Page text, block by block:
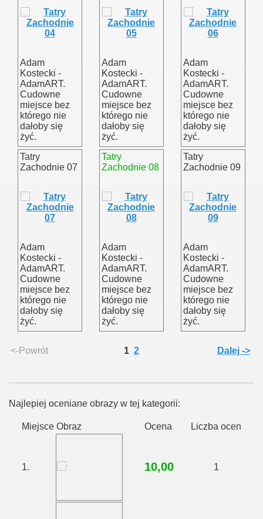
Adam
Kostecki -
AdamART.
Cudowne
miejsce bez
którego nie
dałoby się
żyć.
Adam
Kostecki -
AdamART.
Cudowne
miejsce bez
którego nie
dałoby się
żyć.
Adam
Kostecki -
AdamART.
Cudowne
miejsce bez
którego nie
dałoby się
żyć.
Tatry
Zachodnie 07
Adam
Kostecki -
AdamART.
Cudowne
miejsce bez
którego nie
dałoby się
żyć.
Tatry
Zachodnie 08
Adam
Kostecki -
AdamART.
Cudowne
miejsce bez
którego nie
dałoby się
żyć.
Tatry
Zachodnie 09
Adam
Kostecki -
AdamART.
Cudowne
miejsce bez
którego nie
dałoby się
żyć.
<-Powrót 1 2 Dalej ->
Najlepiej oceniane obrazy w tej kategorii:
Miejsce Obraz Ocena Liczba ocen
1. 10,00 1